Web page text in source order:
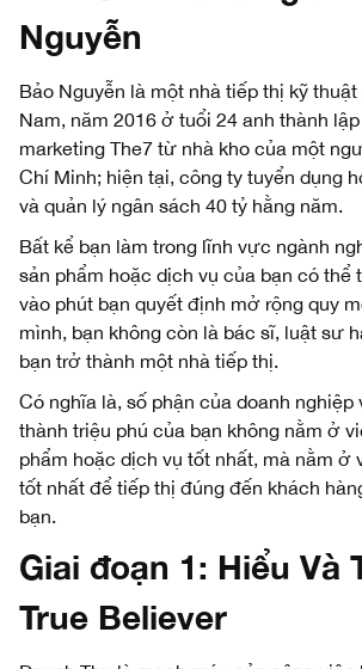
Nguyễn
Bảo Nguyễn là một nhà tiếp thị kỹ
Nam, năm 2016 ở tuổi 24 anh thành
marketing The7 từ nhà kho của một
Chí Minh; hiện tại, công ty tuyển dụng
và quản lý ngân sách 40 tỷ hằng năm.
Bất kể bạn làm trong lĩnh vực ngành
sản phẩm hoặc dịch vụ của bạn có thể
vào phút bạn quyết định mở rộng quy
mình, bạn không còn là bác sĩ, luật sư
bạn trở thành một nhà tiếp thị.
Có nghĩa là, số phận của doanh
thành triệu phú của bạn không nằm ở
phẩm hoặc dịch vụ tốt nhất, mà nằm ở
tốt nhất để tiếp thị đúng đến khách
bạn.
Giai đoạn 1: Hiểu Và
True Believer